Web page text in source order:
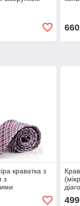
660
краватка з
з
квадратами
499